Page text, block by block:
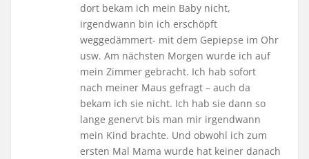
dort bekam ich mein Baby nicht,
irgendwann bin ich erschöpft
weggedämmert- mit dem Gepiepse im Ohr
usw. Am nächsten Morgen wurde ich auf
mein Zimmer gebracht. Ich hab sofort
nach meiner Maus gefragt – auch da
bekam ich sie nicht. Ich hab sie dann so
lange genervt bis man mir irgendwann
mein Kind brachte. Und obwohl ich zum
ersten Mal Mama wurde hat keiner danach